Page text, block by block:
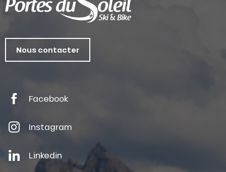
Nous contacter
Facebook
Instagram
Linkedin